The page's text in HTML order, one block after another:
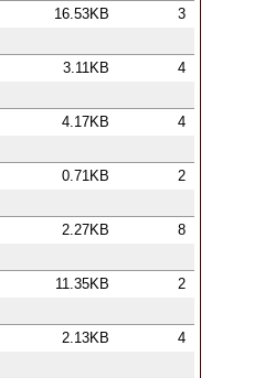
16.53KB 3
3.11KB 4
4.17KB 4
0.71KB 2
2.27KB 8
11.35KB 2
2.13KB 4